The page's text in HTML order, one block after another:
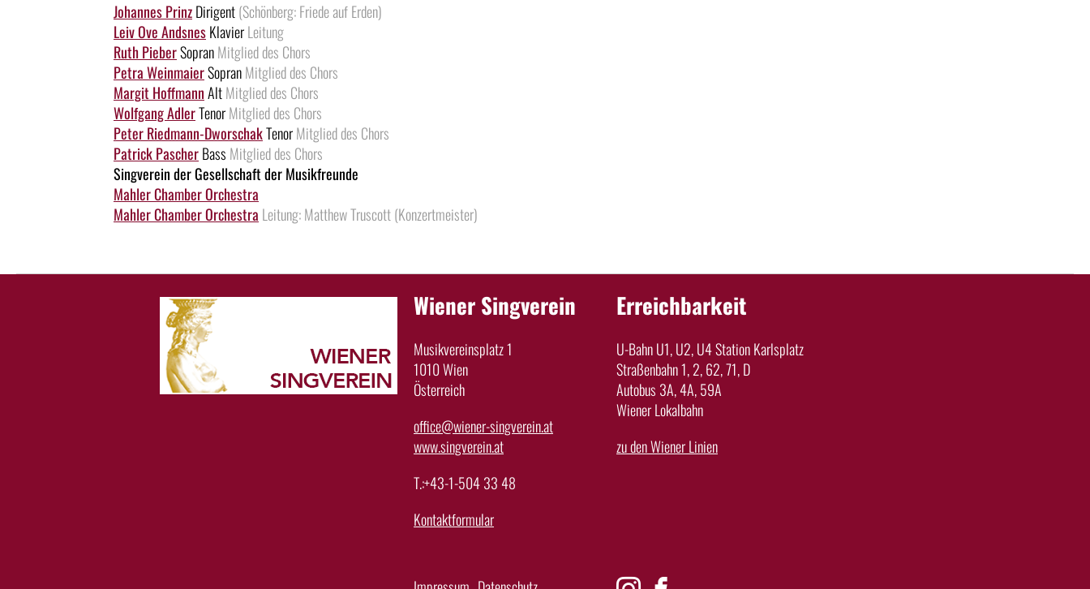
Johannes PrinzDirigent(Schönberg: Friede auf Erden)
Leiv Ove AndsnesKlavierLeitung
Ruth PieberSopranMitglied des Chors
Petra WeinmaierSopranMitglied des Chors
Margit HoffmannAltMitglied des Chors
Wolfgang AdlerTenorMitglied des Chors
Peter Riedmann-DworschakTenorMitglied des Chors
Patrick PascherBass Mitglied des Chors
Singverein der Gesellschaft der Musikfreunde
Mahler Chamber Orchestra
Mahler Chamber Orchestra Leitung: Matthew Truscott (Konzertmeister)
Wiener Singverein
Musikvereinsplatz 1
1010 Wien
Österreich
office@wiener-singverein.at
www.singverein.at
T.:+43-1-504 33 48
Kontaktformular
Erreichbarkeit
U-Bahn U1, U2, U4 Station Karlsplatz
Straßenbahn 1, 2, 62, 71, D
Autobus 3A, 4A, 59A
Wiener Lokalbahn
zu den Wiener Linien